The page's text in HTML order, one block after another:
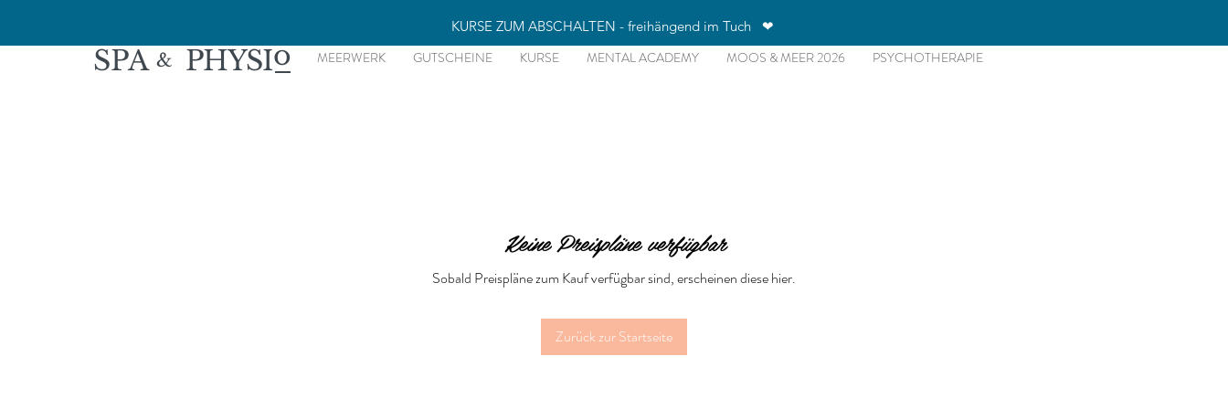
SPAPHYSI
& o MEERWERK GUTSCHEINE KURSE MENTAL ACADEMY MOOS & MEER 2026 PSYCHOTHERAPIE
KURSE ZUM ABSCHALTEN - freihängend im Tuch ❤
Keine Preispläne verfügbar
Sobald Preispläne zum Kauf verfügbar sind, erscheinen diese hier.
Zurück zur Startseite